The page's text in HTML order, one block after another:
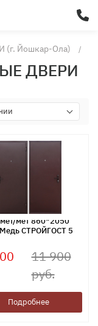
(г. Йошкар-Ола)
ДВЕРИ
мет 860*2050
СТРОЙГОСТ 5
11 900
руб.
Подробнее